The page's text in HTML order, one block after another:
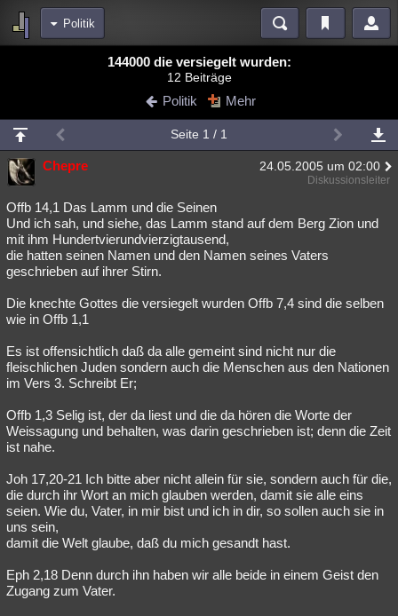
Politik
Blogs
Chat Wiki Neuigkeiten
meine Rubriken
Menschen Mystery Kriminalfälle
Spiritualität Verschwörungen Technologie
Natur Umfragen Unterhaltung
weitere Rubriken
Astronomie
Musik Clash Verbesserungen Allmystery English
Übersichten
Besucht Teilgenommen Alle Neue Geschlossen
Lesenswert
144000 die versiegelt wurden:
12 Beiträge
Politik Mehr
Seite 1 / 1
Chepre 24.05.2005 um 02:00
Diskussionsleiter
Offb 14,1 Das Lamm und die Seinen
Und ich sah, und siehe, das Lamm stand auf dem Berg Zion und
mit ihm Hundertvierundvierzigtausend,
die hatten seinen Namen und den Namen seines Vaters
geschrieben auf ihrer Stirn.
Die knechte Gottes die versiegelt wurden Offb 7,4 sind die selben
wie in Offb 1,1
Es ist offensichtlich daß da alle gemeint sind nicht nur die
fleischlichen Juden sondern auch die Menschen aus den Nationen
im Vers 3. Schreibt Er;
Offb 1,3 Selig ist, der da liest und die da hören die Worte der
Weissagung und behalten, was darin geschrieben ist; denn die Zeit
ist nahe.
Joh 17,20-21 Ich bitte aber nicht allein für sie, sondern auch für die,
die durch ihr Wort an mich glauben werden, damit sie alle eins
seien. Wie du, Vater, in mir bist und ich in dir, so sollen auch sie in
uns sein,
damit die Welt glaube, daß du mich gesandt hast.
Eph 2,18 Denn durch ihn haben wir alle beide in einem Geist den
Zugang zum Vater.